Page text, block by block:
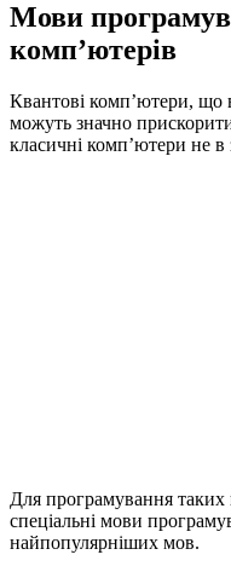
Мови
комп’ютерів
Квантові комп’ютери, що
можуть значно
класичні комп’ютери не
Для програмування таких
спеціальні мови
найпопулярніших мов.